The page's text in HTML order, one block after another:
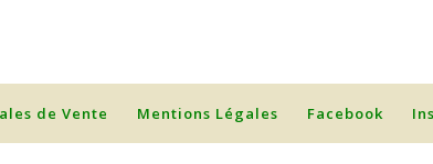
de Vente Mentions Légales Facebook